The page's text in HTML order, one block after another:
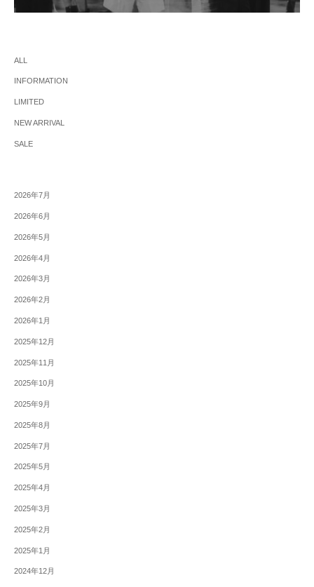
ALL
INFORMATION
LIMITED
NEW ARRIVAL
SALE
2026年7月
2026年6月
2026年5月
2026年4月
2026年3月
2026年2月
2026年1月
2025年12月
2025年11月
2025年10月
2025年9月
2025年8月
2025年7月
2025年5月
2025年4月
2025年3月
2025年2月
2025年1月
2024年12月